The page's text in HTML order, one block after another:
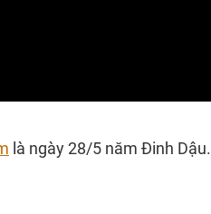
là ngày 28/5 năm Đinh Dậu.